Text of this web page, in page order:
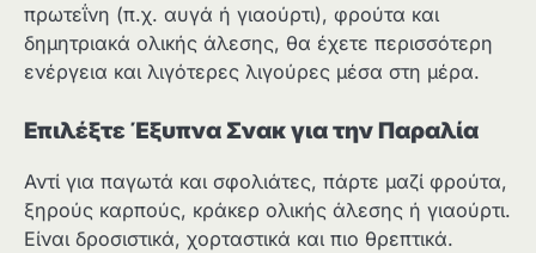
πρωτεΐνη (π.χ. αυγά ή γιαούρτι), φρούτα και
δημητριακά ολικής άλεσης, θα έχετε περισσότερη
ενέργεια και λιγότερες λιγούρες μέσα στη μέρα.
Επιλέξτε Έξυπνα Σνακ για την Παραλία
Αντί για παγωτά και σφολιάτες, πάρτε μαζί φρούτα,
ξηρούς καρπούς, κράκερ ολικής άλεσης ή γιαούρτι.
Είναι δροσιστικά, χορταστικά και πιο θρεπτικά.